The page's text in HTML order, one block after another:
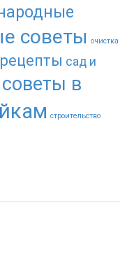
советы очистка
рецепты сад и
советы в
строительство